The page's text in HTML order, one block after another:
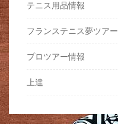
テニス用品情報
フランステニス夢ツアー
プロツアー情報
上達